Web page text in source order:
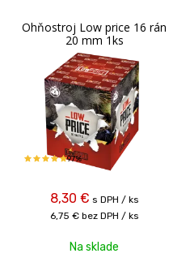
Ohňostroj Low price 16 rán
20 mm 1ks
97%
8,30 € s DPH / ks
6,75 € bez DPH / ks
Na sklade